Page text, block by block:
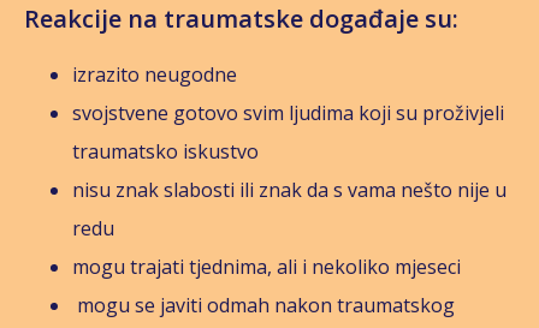
Reakcije na traumatske događaje su:
izrazito neugodne
svojstvene gotovo svim ljudima koji su proživjeli
traumatsko iskustvo
nisu znak slabosti ili znak da s vama nešto nije u
redu
mogu trajati tjednima, ali i nekoliko mjeseci
mogu se javiti odmah nakon traumatskog